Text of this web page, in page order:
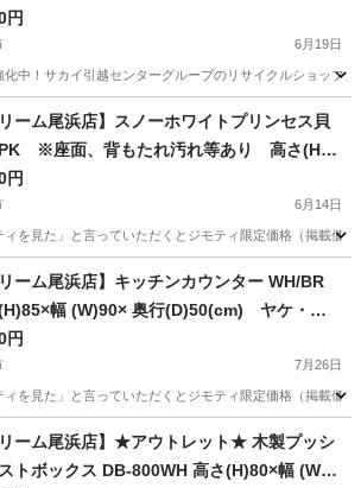
奥行(D)44.5cm
円
6月19日
化中！サカイ引越センターグループのリサイクルショッ
ブル ドリーム
リーム尾浜店】スノーホワイトプリンセス貝
※座面、背もたれ汚れ等あり 高さ(H)7
奥行(D)38.5(cm)
円
6月14日
ィを見た」と言っていただくとジモティ限定価格（掲載
ァ 店頭
リーム尾浜店】キッチンカウンター WH/BR
幅 (W)90× 奥行(D)50(cm) ヤケ・ハ
所あり。
円
7月26日
ィを見た」と言っていただくとジモティ限定価格（掲載
家具 ドリーム
リーム尾浜店】★アウトレット★ 木製プッシ
トボックス DB-800WH 高さ(H)80×幅 (W)